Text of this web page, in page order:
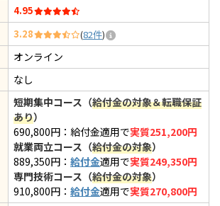
4.95
3.28 (82件)
オンライン
なし
短期集中コース（給付金の対象＆転職保証
あり）
690,800円：給付金適用で実質251,200円
就業両立コース（給付金の対象）
889,350円： 給付金適用で実質249,350円
専門技術コース（給付金の対象）
910,800円： 給付金適用で実質270,800円